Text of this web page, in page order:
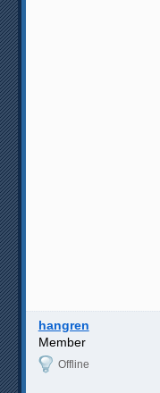
hangren
Member
Offline